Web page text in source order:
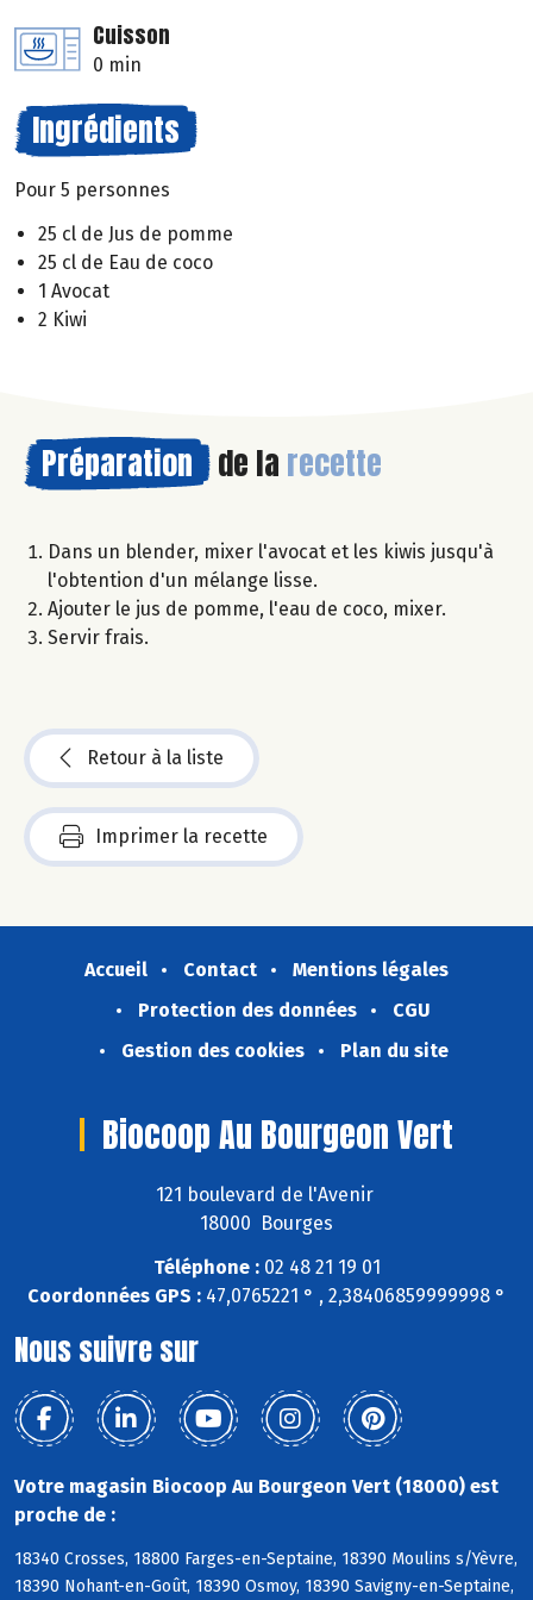
Cuisson
0 min
Ingrédients
Pour 5 personnes
25 cl de Jus de pomme
25 cl de Eau de coco
1 Avocat
2 Kiwi
Préparation de la recette
Dans un blender, mixer l'avocat et les kiwis jusqu'à
l'obtention d'un mélange lisse.
Ajouter le jus de pomme, l'eau de coco, mixer.
Servir frais.
Retour à la liste
Imprimer la recette
Accueil Contact
Mentions légales
Protection des données
CGU
Gestion des cookies
Plan du site
Biocoop Au Bourgeon Vert
121 boulevard de l'Avenir
18000 Bourges
Téléphone :02 48 21 19 01
Coordonnées GPS : 47,0765221 ° , 2,38406859999998 °
Nous suivre sur
Votre magasin Biocoop Au Bourgeon Vert (18000) est
proche de :
18340 Crosses, 18800 Farges-en-Septaine, 18390 Moulins s/Yèvre,
18390 Nohant-en-Goût, 18390 Osmoy, 18390 Savigny-en-Septaine,